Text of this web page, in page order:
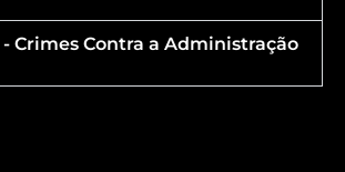
- Crimes Contra a Administração